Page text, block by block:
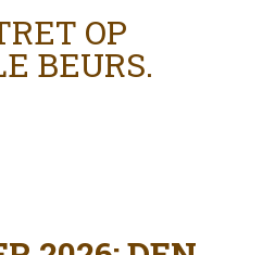
OP
BEURS.